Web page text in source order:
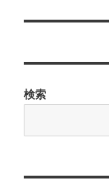
ン
検索